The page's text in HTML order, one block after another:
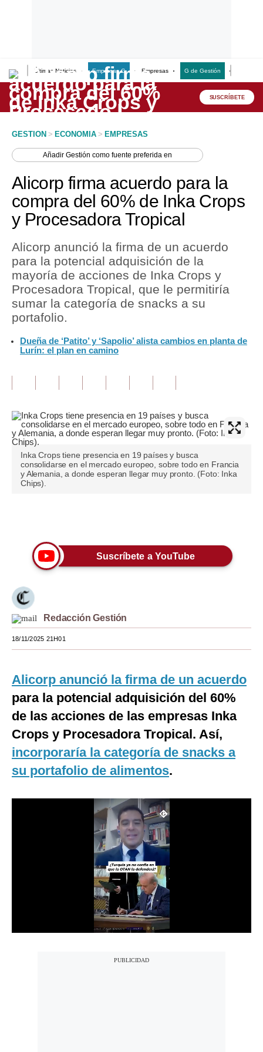
Últimas Noticias Empresas G Empresas G de Gestión
Lo último
Peru Quiosco
Economía
Mercados
Política
Tu Dinero
Finanzas Personales
Plus G
Opinión
Pregunta de hoy
Blogs
Tendencias
Moda
Estilos
Mundo
EEUU
México
Internacional
Tecnología
Club del Suscriptor
Mix
G de Gestión
Notas Contratadas
SUSCRÍBETE
GESTION > ECONOMIA > EMPRESAS
AñadirGestión como fuente preferida en
Alicorp firma acuerdo para la
compra del 60% de Inka Crops
y Procesadora Tropical
Alicorp anunció la firma de un acuerdo
para la potencial adquisición de la
mayoría de acciones de Inka Crops y
Procesadora Tropical, que le permitiría
sumar la categoría de snacks a su
portafolio.
Dueña de ‘Patito’ y ‘Sapolio’ alista cambios en planta de
Lurín: el plan en camino
Inka Crops tiene presencia en 19 países y busca
consolidarse en el mercado europeo, sobre todo en Francia
y Alemania, a donde esperan llegar muy pronto. (Foto: Inka
Chips).
Suscríbete a YouTube
Redacción Gestión
18/11/2025 21H01
Alicorp anunció la firma de un acuerdo
para la potencial adquisición del 60%
de las acciones de las empresas Inka
Crops y Procesadora Tropical. Así,
incorporaría la categoría de snacks a
su portafolio de alimentos.